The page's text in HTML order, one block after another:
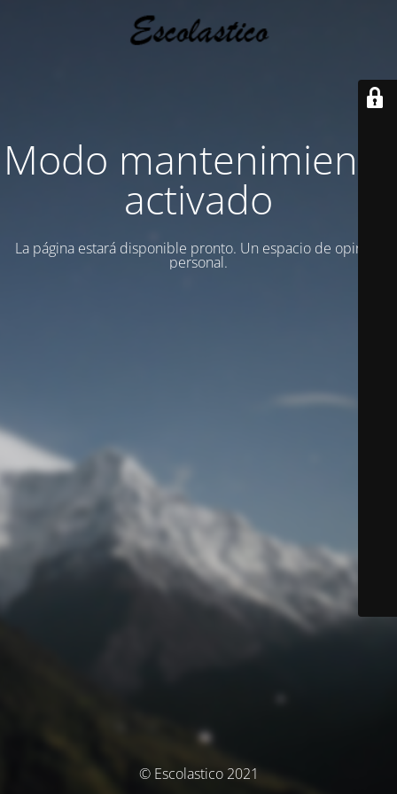
Modo mantenimiento
activado
La página estará disponible pronto. Un espacio de opinion
personal.
© Escolastico 2021